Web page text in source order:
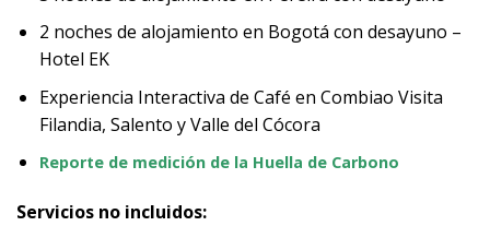
2 noches de alojamiento en Bogotá con desayuno –
Hotel EK
Experiencia Interactiva de Café en Combiao Visita
Filandia, Salento y Valle del Cócora
Reporte de medición de la Huella de Carbono
Servicios no incluidos: